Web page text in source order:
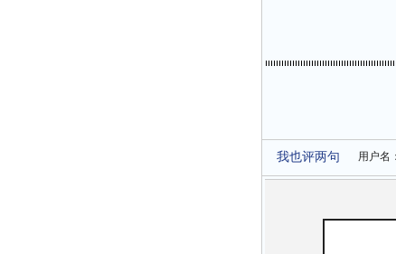
我也评两句 用户名